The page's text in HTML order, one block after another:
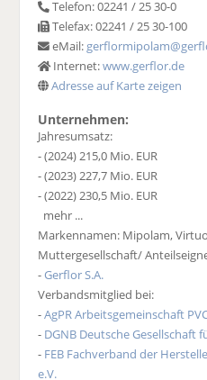
Telefon: 02241 / 25 30-0
Telefax: 02241 / 25 30-100
eMail:
Internet:www.gerflor.de
Adresse auf Karte zeigen
Unternehmen:
Jahresumsatz:
- (2024) 215,0 Mio. EUR
- (2023) 227,7 Mio. EUR
- (2022) 230,5 Mio. EUR
mehr ...
Markennamen: Mipolam,
Muttergesellschaft/
-Gerflor S.A.
Verbandsmitglied bei:
-AgPR Arbeitsgemeinschaft
- DGNB Deutsche Gesellschaft
- FEB Fachverband der
e.V.